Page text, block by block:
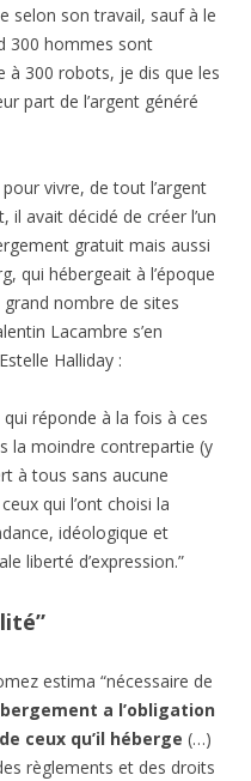
selon son travail, sauf à le
300 hommes sont
à 300 robots, je dis que les
part de l’argent généré
vivre, de tout l’argent
avait décidé de créer l’un
gratuit mais aussi
qui hébergeait à l’époque
nombre de sites
Lacambre s’en
Halliday :
réponde à la fois à ces
la moindre contrepartie (y
à tous sans aucune
qui l’ont choisi la
idéologique et
liberté d’expression.”
estima “nécessaire de
a l’obligation
ceux qu’il héberge (…)
règlements et des droits